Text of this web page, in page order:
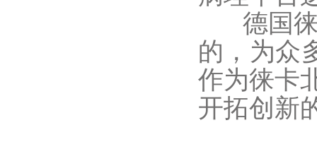
德国徕
的，为众
作为徕卡
开拓创新